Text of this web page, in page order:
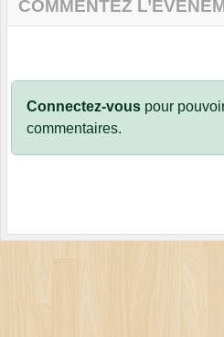
COMMENTEZ
Connectez-vous pour
commentaires.